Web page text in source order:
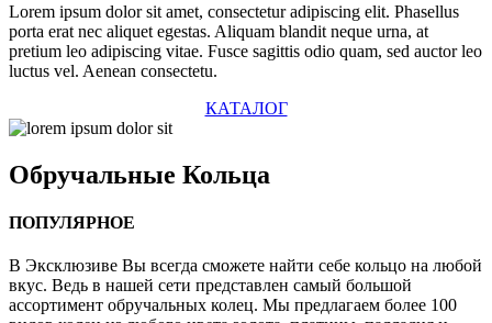
Lorem ipsum dolor sit amet, consectetur adipiscing elit. Phasellus
porta erat nec aliquet egestas. Aliquam blandit neque urna, at
pretium leo adipiscing vitae. Fusce sagittis odio quam, sed auctor leo
luctus vel. Aenean consectetu.
КАТАЛОГ
Обручальные Кольца
ПОПУЛЯРНОЕ
В Эксклюзиве Вы всегда сможете найти себе кольцо на любой
вкус. Ведь в нашей сети представлен самый большой
ассортимент обручальных колец. Мы предлагаем более 100